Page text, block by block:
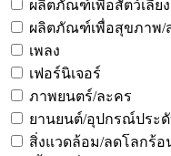
ผลิตภัณฑ์เพื่อสัตว์เลี้ยง
ผลิตภัณฑ์เพื่อสุขภาพ/
เพลง
เฟอร์นิเจอร์
ภาพยนตร์/ละคร
ยานยนต์/อุปกรณ์ประ
สิ่งแวดล้อม/ลดโลกร้อ